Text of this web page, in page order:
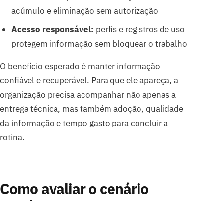
acúmulo e eliminação sem autorização
Acesso responsável: perfis e registros de uso
protegem informação sem bloquear o trabalho
O benefício esperado é manter informação
confiável e recuperável. Para que ele apareça, a
organização precisa acompanhar não apenas a
entrega técnica, mas também adoção, qualidade
da informação e tempo gasto para concluir a
rotina.
Como avaliar o cenário